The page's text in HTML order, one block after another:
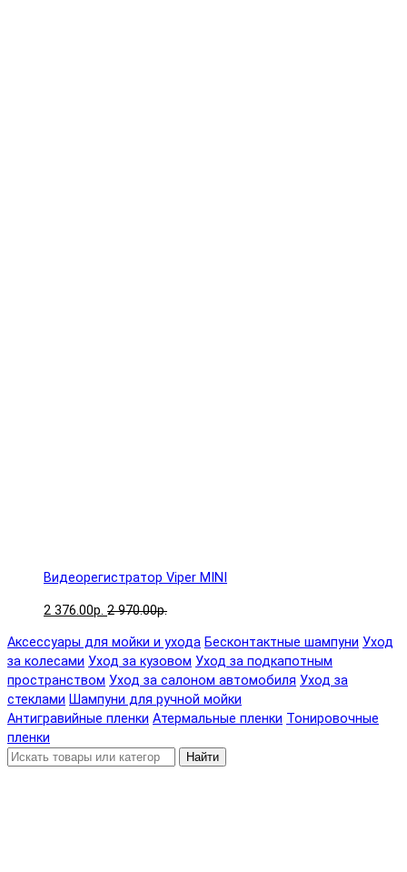
Видеорегистратор Viper MINI
2 376.00р. 2 970.00р.
Аксессуары для мойки и ухода Бесконтактные шампуни Уход
за колесами Уход за кузовом Уход за подкапотным
пространством Уход за салоном автомобиля Уход за
стеклами Шампуни для ручной мойки
Антигравийные пленки Атермальные пленки Тонировочные
пленки
Найти